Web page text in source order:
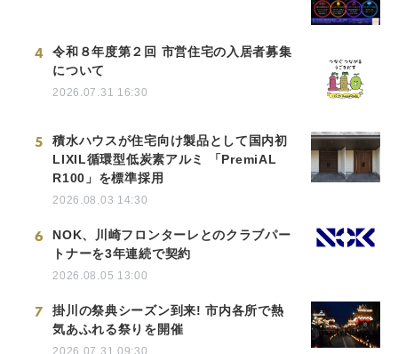
4
令和８年度第２回 市営住宅の入居者募集
について
2026.07.31 16:30
5
積水ハウスが住宅向け製品として国内初
LIXIL循環型低炭素アルミ 「PremiAL
R100」を標準採用
2026.08.03 14:30
6
NOK、川崎フロンターレとのクラブパー
トナーを3年連続で契約
2026.08.05 13:00
7
掛川の祭典シーズン到来! 市内各所で熱
気あふれる祭りを開催
2026.07.31 09:30